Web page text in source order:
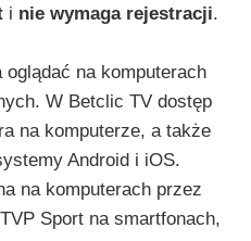
i nie wymaga rejestracji.
na komputerach
W Betclic TV dostęp
na komputerze, a także
Android i iOS.
na komputerach przez
Sport na smartfonach,